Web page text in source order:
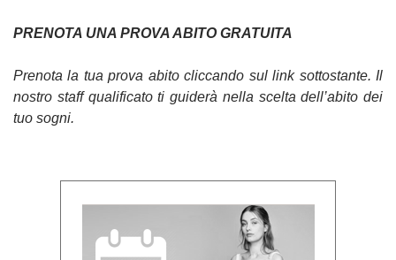
PRENOTA UNA PROVA ABITO GRATUITA
Prenota la tua prova abito cliccando sul link sottostante. Il
nostro staff qualificato ti guiderà nella scelta dell’abito dei
tuo sogni.